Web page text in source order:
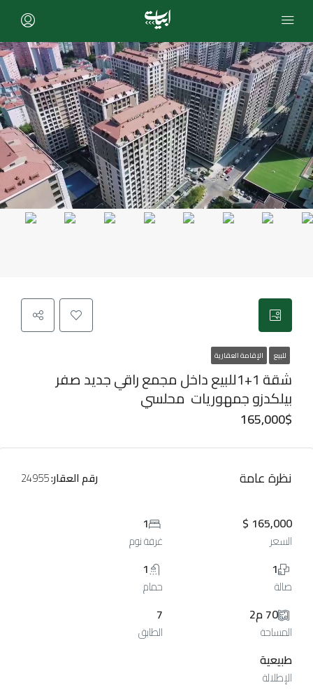
للبيع الإقامة العقارية
شقة 1+1للبيع داخل مجمع راقي جديد صفر
بيلكدزو جمهوريات محلسي
165,000$
نظرة عامة رقم العقار:
165,000 $
السعر
1
غرفة نوم
1
صالة
1
حمام
70 م2
المساحة
7
الطابق
طبيعية
الإطلالة